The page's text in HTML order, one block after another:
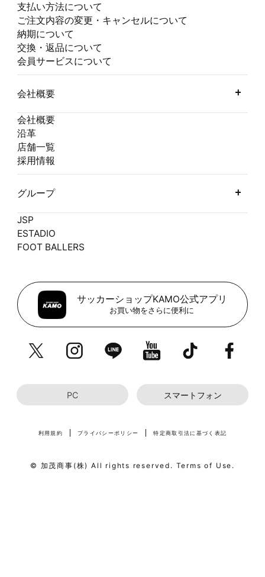
支払い方法について
ご注文内容の変更・キャンセルについて
納期について
交換・返品について
会員サービスについて
会社概要
会社概要
沿革
店舗一覧
採用情報
グループ
JSP
ESTADIO
FOOT BALLERS
サッカーショップKAMO公式アプリ
お買い物をさらに便利に
PC スマートフォン
利用規約 プライバシーポリシー 特定商取引法に基づく表記
© 加茂商事(株) All rights reserved. Terms of Use.